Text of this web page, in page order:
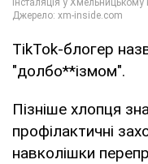
TikTok-блогер
"долбо**ізмом".
Пізніше хлопця
профілактичні
навколішки